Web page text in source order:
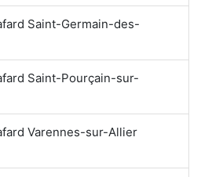
Saint-Germain-des-
Saint-Pourçain-sur-
Varennes-sur-Allier